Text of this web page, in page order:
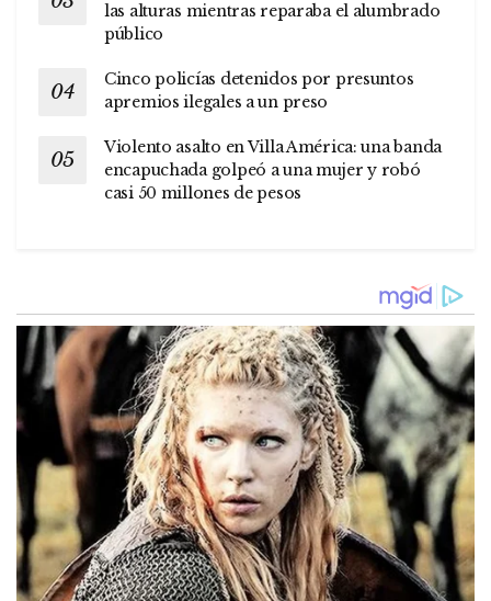
las alturas mientras reparaba el alumbrado
público
Cinco policías detenidos por presuntos
apremios ilegales a un preso
Violento asalto en Villa América: una banda
encapuchada golpeó a una mujer y robó
casi 50 millones de pesos